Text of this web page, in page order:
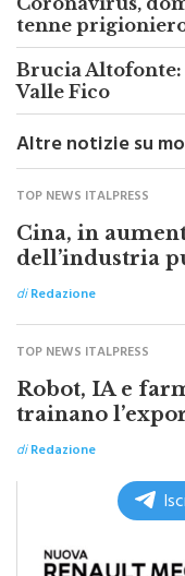
Coronavirus,
tenne
Brucia Altofonte:
Valle Fico
Altre notizie su
TOP NEWS ITALPRESS
Cina, in
dell’industria
diRedazione
TOP NEWS ITALPRESS
Robot, IA e
trainano
di